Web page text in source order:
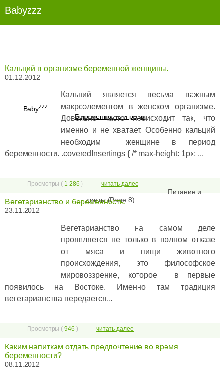
Babyzzz
Babyzzz
Беременность и роды
Питание и
диеты (Page 8)
Кальций в организме беременной женщины.
01.12.2012
Кальций является весьма важным
макроэлементом в женском организме.
Довольно часто происходит так, что
именно и не хватает. Особенно кальций
необходим женщине в период
беременности. .coveredInsertings { /* max-height: 1px; ...
Просмотры ( 1 286 ) читать далее
Вегетарианство и беременность.
23.11.2012
Вегетарианство на самом деле
проявляется не только в полном отказе
от мяса и пищи животного
происхождения, это философское
мировоззрение, которое в первые
появилось на Востоке. Именно там традиция
вегетарианства передается...
Просмотры ( 946 ) читать далее
Каким напиткам отдать предпочтение во время
беременности?
08.11.2012